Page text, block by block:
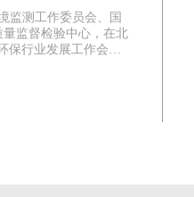
监测工作委员会、国
监督检验中心，在北
保行业发展工作会